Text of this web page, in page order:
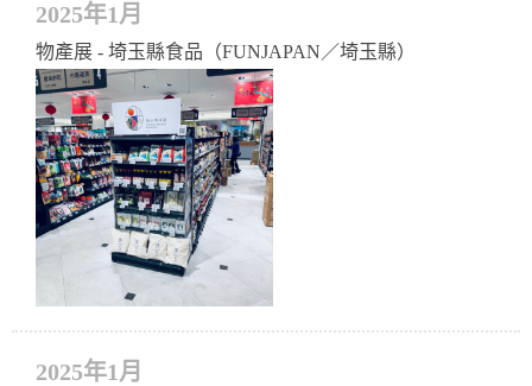
2025年1月
物產展 - 埼玉縣食品（FUNJAPAN／埼玉縣）
2025年1月